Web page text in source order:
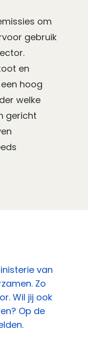
om
gebruik
en
hoog
welke
gericht
van
Zo
Wil jij ook
Op de